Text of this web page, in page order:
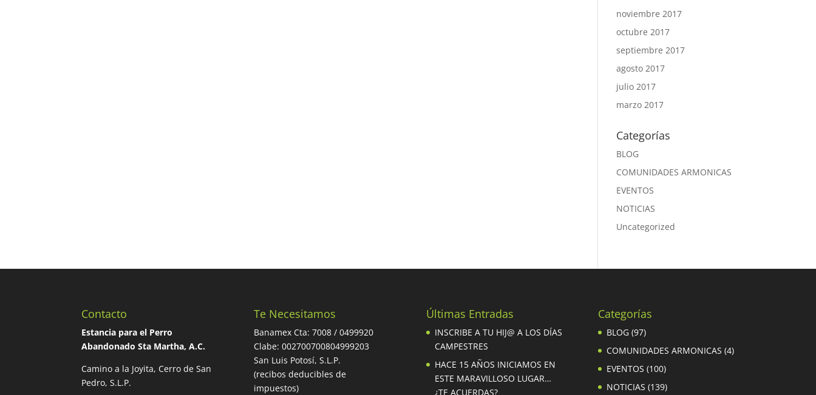
noviembre 2017
octubre 2017
septiembre 2017
agosto 2017
julio 2017
marzo 2017
Categorías
BLOG
COMUNIDADES ARMONICAS
EVENTOS
NOTICIAS
Uncategorized
Contacto
Estancia para el Perro
Abandonado Sta Martha, A.C.
Camino a la Joyita, Cerro de San
Pedro, S.L.P.
Te Necesitamos
Banamex Cta: 7008 / 0499920
Clabe: 002700700804999203
San Luis Potosí, S.L.P.
(recibos deducibles de
impuestos)
Últimas Entradas
INSCRIBE A TU HIJ@ A LOS DÍAS
CAMPESTRES
HACE 15 AÑOS INICIAMOS EN
ESTE MARAVILLOSO LUGAR…
¿TE ACUERDAS?
Categorías
BLOG (97)
COMUNIDADES ARMONICAS (4)
EVENTOS (100)
NOTICIAS (139)